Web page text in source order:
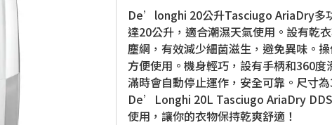
De’longhi 20公升Tasciugo AriaDry多
達20公升，適合潮濕天氣使用。設有乾
塵網，有效減少細菌滋生，避免異味。
方便使用。機身輕巧，設有手柄和360
滿時會自動停止運作，安全可靠。尺寸
De’Longhi 20L Tasciugo AriaDry
使用，讓你的衣物保持乾爽舒適！